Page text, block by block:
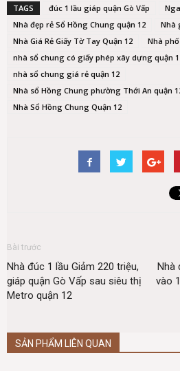
TAGS đúc 1 lầu giáp quận Gò Vấp
Nhà đẹp rẻ Sổ Hồng Chung quận 12
Nhà
Nhà Giá Rẻ Giấy Tờ Tay Quận 12
Nhà
nhà sổ chung có giấy phép xây dựng quận
nhà sổ chung giá rẻ quận 12
Nhà sổ Hồng Chung phường Thới An quận
Nhà Sổ Hồng Chung Quận 12
Bài trước
Nhà đúc 1 lầu Giảm 220 triệu,
giáp quận Gò Vấp sau siêu thị
Metro quận 12
Nhà
vào
SẢN PHẨM LIÊN QUAN